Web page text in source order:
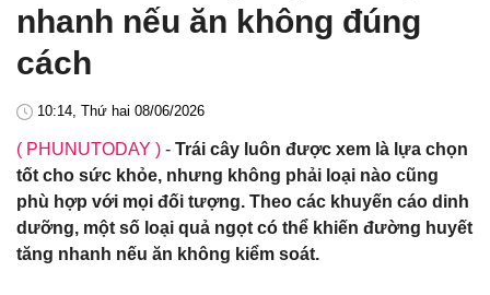
nhanh nếu ăn không đúng
cách
10:14, Thứ hai 08/06/2026
( PHUNUTODAY ) - Trái cây luôn được xem là lựa chọn
tốt cho sức khỏe, nhưng không phải loại nào cũng
phù hợp với mọi đối tượng. Theo các khuyến cáo dinh
dưỡng, một số loại quả ngọt có thể khiến đường huyết
tăng nhanh nếu ăn không kiểm soát.